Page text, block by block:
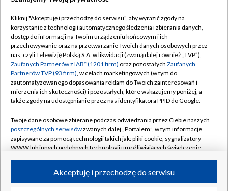
TVP
Abonament TVP
Emisja w TVP
Centrum informacji TVP
Naziemna Telewizja Cyfrowa
Rada Programowa
System NOS
Informacje o nadawcy
Program dla prasy
Regulamin TVP
Polityka prywatności
Moje zgody
Pomoc
Kontakt
Kanały
©2026 Telewizja Polska S.A. w likwidacji
Kliknij "Akceptuję i przechodzę do serwisu", aby wyrazić zgody na
korzystanie z technologii automatycznego śledzenia i zbierania danych,
dostęp do informacji na Twoim urządzeniu końcowym i ich
przechowywanie oraz na przetwarzanie Twoich danych osobowych przez
nas, czyli Telewizję Polską S.A. w likwidacji (zwaną dalej również „TVP”),
Zaufanych Partnerów z IAB* (1201 firm) oraz pozostałych Zaufanych
Partnerów TVP (93 firm), w celach marketingowych (w tym do
zautomatyzowanego dopasowania reklam do Twoich zainteresowań i
mierzenia ich skuteczności) i pozostałych, które wskazujemy poniżej, a
także zgody na udostępnianie przez nas identyfikatora PPID do Google.
Twoje dane osobowe zbierane podczas odwiedzania przez Ciebie naszych
poszczególnych serwisówzwanych dalej „Portalem”, w tym informacje
zapisywane za pomocą technologii takich jak: pliki cookie, sygnalizatory
WWW lub innych podobnych technologii umożliwiających świadczenie
ruchu w Internecie.Akceptuję i przechodzę do serwisu